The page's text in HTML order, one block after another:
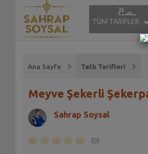
TÜM TARİFLER
Ana Sayfa Tatlı Tarifleri
Meyve Şekerli
Sahrap Soysal
(0)